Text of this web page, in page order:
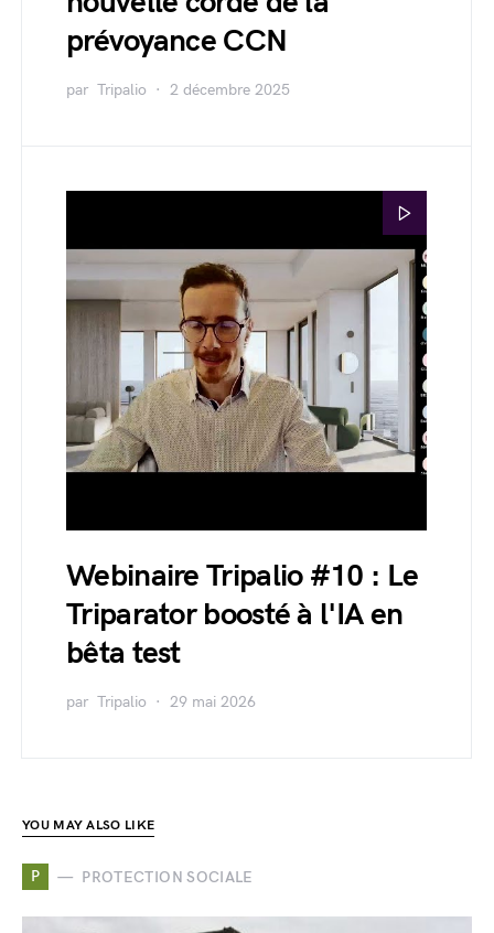
prévoyance CCN
par Tripalio 2 décembre 2025
Webinaire Tripalio #10 : Le
Triparator boosté à l'IA en
bêta test
par Tripalio 29 mai 2026
YOU MAY ALSO LIKE
P PROTECTION SOCIALE